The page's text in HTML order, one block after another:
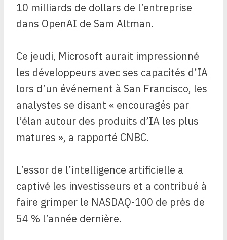
10 milliards de dollars de l’entreprise
dans OpenAI de Sam Altman.
Ce jeudi, Microsoft aurait impressionné
les développeurs avec ses capacités d’IA
lors d’un événement à San Francisco, les
analystes se disant « encouragés par
l’élan autour des produits d’IA les plus
matures », a rapporté CNBC.
L’essor de l’intelligence artificielle a
captivé les investisseurs et a contribué à
faire grimper le NASDAQ-100 de près de
54 % l’année dernière.